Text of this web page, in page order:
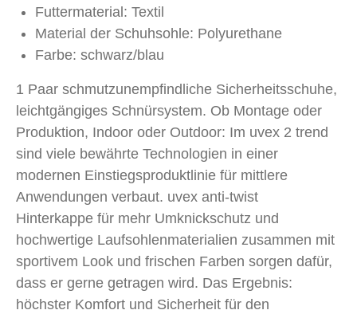
Futtermaterial: Textil
Material der Schuhsohle: Polyurethane
Farbe: schwarz/blau
1 Paar schmutzunempfindliche Sicherheitsschuhe,
leichtgängiges Schnürsystem. Ob Montage oder
Produktion, Indoor oder Outdoor: Im uvex 2 trend
sind viele bewährte Technologien in einer
modernen Einstiegsproduktlinie für mittlere
Anwendungen verbaut. uvex anti-twist
Hinterkappe für mehr Umknickschutz und
hochwertige Laufsohlenmaterialien zusammen mit
sportivem Look und frischen Farben sorgen dafür,
dass er gerne getragen wird. Das Ergebnis:
höchster Komfort und Sicherheit für den